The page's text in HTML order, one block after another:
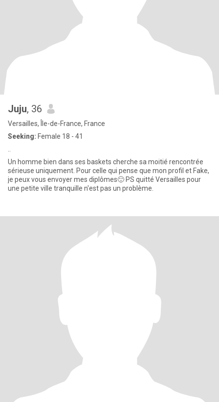
Juju, 36
Versailles, Île-de-France, France
Seeking: Female 18 - 41
Un homme bien dans ses baskets cherche sa moitié rencontrée
sérieuse uniquement. Pour celle qui pense que mon profil et Fake,
je peux vous envoyer mes diplômes🙂 PS quitté Versailles pour
une petite ville tranquille n'est pas un problème.